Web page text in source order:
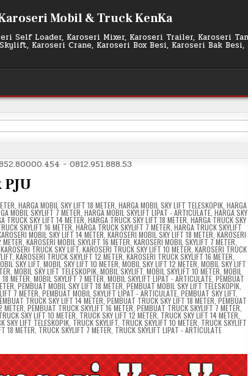
Mobil & Truck KenKa
Self Loader, Karoseri Mixer, Karoseri Trailer, Karoseri
Karoseri Crane, Karoseri Box Besi, Karoseri Bak
,HARGA MOBIL SKY LIFT 18 METER ,HARGA MOBIL SKY LIFT TELESKOPIK ,HARGA
MOBIL SKYLIFT 7 METER HARGA MOBIL SKYLIFT LIPAT - ARTICULATE, HARGA SKY
TRUCK SKY LIFT 14 METER ,HARGA TRUCK SKY LIFT 18 METER ,HARGA TRUCK SKY
SKYLIFT 16 METER ,HARGA TRUCK SKYLIFT 7 METER ,HARGA TRUCK SKYLIFT
MOBIL SKY LIFT 14 METER ,KAROSERI MOBIL SKY LIFT 18 METER ,KAROSERI
,KAROSERI MOBIL SKYLIFT 16 METER ,KAROSERI MOBIL SKYLIFT 7 METER
,KAROSERI TRUCK SKY LIFT ,KAROSERI TRUCK SKY LIFT 10 METER ,KAROSERI TRUCK
, KAROSERI TRUCK SKYLIFT 12 METER KAROSERI TRUCK SKYLIFT 16 METER
SKY LIFT, MOBIL SKY LIFT 10 METER MOBIL SKY LIFT 12 METER MOBIL SKY LIFT
MOBIL SKY LIFT TELESKOPIK, MOBIL SKYLIFT, MOBIL SKYLIFT 10 METER MOBIL
METER ,MOBIL SKYLIFT 7 METER ,MOBIL SKYLIFT LIPAT - ARTICULATE ,PEMBUAT
PEMBUAT MOBIL SKY LIFT 18 METER PEMBUAT MOBIL SKY LIFT TELESKOPIK,
7 METER ,PEMBUAT MOBIL SKYLIFT LIPAT - ARTICULATE ,PEMBUAT SKY LIFT
TRUCK SKY LIFT 14 METER PEMBUAT TRUCK SKY LIFT 18 METER PEMBUAT
METER ,PEMBUAT TRUCK SKYLIFT 16 METER ,PEMBUAT TRUCK SKYLIFT 7 METER
SKY LIFT 10 METER TRUCK SKY LIFT 12 METER TRUCK SKY LIFT 14 METER
SKY LIFT TELESKOPIK TRUCK SKYLIFT TRUCK SKYLIFT 10 METER TRUCK SKYLIFT
18 METER TRUCK SKYLIFT 7 METER TRUCK SKYLIFT LIPAT - ARTICULATE